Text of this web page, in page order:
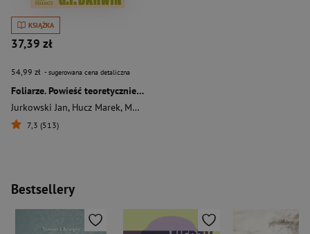
KSIĄŻKA
37,39 zł
54,99 zł - sugerowana cena detaliczna
Foliarze. Powieść teoretycznie spiskowa
Jurkowski Jan, Hucz Marek, Marcin Osiadacz
7,3 (513)
Bestsellery